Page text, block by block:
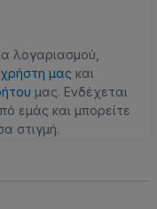
λογαριασμού,
μας και
μας. Ενδέχεται
εμάς και μπορείτε
στιγμή.